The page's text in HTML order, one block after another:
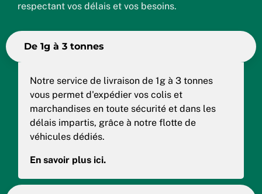
respectant vos délais et vos besoins.
De 1g à 3 tonnes
Notre service de livraison de 1g à 3 tonnes
vous permet d'expédier vos colis et
marchandises en toute sécurité et dans les
délais impartis, grâce à notre flotte de
véhicules dédiés.
En savoir plus ici.